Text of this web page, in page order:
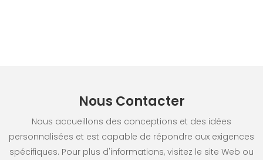
Nous Contacter
Nous accueillons des conceptions et des idées
personnalisées et est capable de répondre aux exigences
spécifiques. Pour plus d'informations, visitez le site Web ou